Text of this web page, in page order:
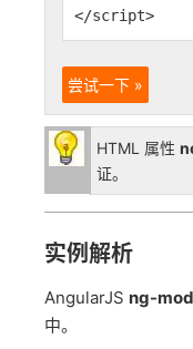
</script>
尝试一下 »
HTML 属性
证。
实例解析
AngularJS ng-
中。